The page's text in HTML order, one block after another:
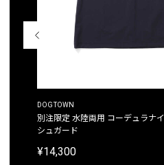
DOGTOWN
別注限定 水陸両用 コーデュラナ
シュガード
¥14,300